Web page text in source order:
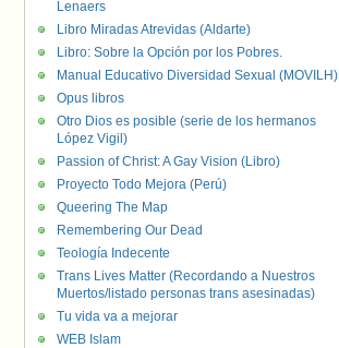
Lenaers
Libro Miradas Atrevidas (Aldarte)
Libro: Sobre la Opción por los Pobres.
Manual Educativo Diversidad Sexual (MOVILH)
Opus libros
Otro Dios es posible (serie de los hermanos
López Vigil)
Passion of Christ: A Gay Vision (Libro)
Proyecto Todo Mejora (Perú)
Queering The Map
Remembering Our Dead
Teología Indecente
Trans Lives Matter (Recordando a Nuestros
Muertos/listado personas trans asesinadas)
Tu vida va a mejorar
WEB Islam